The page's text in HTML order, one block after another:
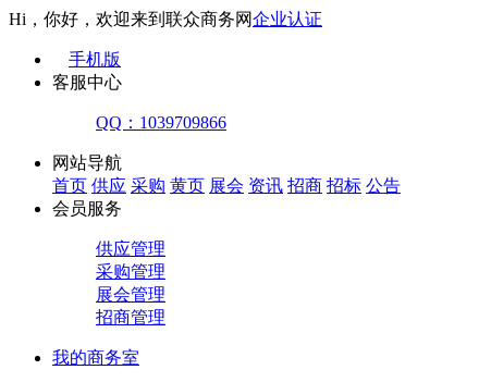
Hi，你好，欢迎来到联众商务网企业认证
手机版
客服中心
QQ：1039709866
网站导航
首页 供应 采购 黄页 展会 资讯 招商 招标 公告
会员服务
供应管理
采购管理
展会管理
招商管理
我的商务室